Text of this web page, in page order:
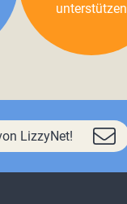
unterstützen
LizzyNet!